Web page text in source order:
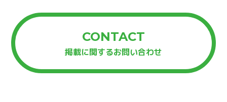
CONTACT
掲載に関するお問い合わせ